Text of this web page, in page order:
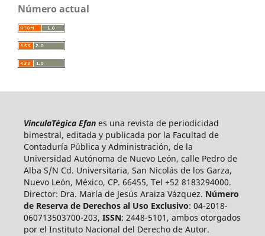
Número actual
VinculaTégica Efanes una revista de periodicidad
bimestral, editada y publicada por la Facultad de
Contaduría Pública y Administración, de la
Universidad Autónoma de Nuevo León, calle Pedro de
Alba S/N Cd. Universitaria, San Nicolás de los Garza,
Nuevo León, México, CP. 66455, Tel +52 8183294000.
Director: Dra. María de Jesús Araiza Vázquez. Número
de Reserva de Derechos al Uso Exclusivo: 04-2018-
060713503700-203, ISSN: 2448-5101, ambos otorgados
por el Instituto Nacional del Derecho de Autor.